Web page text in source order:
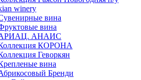
winery
вина
вина
АНАИС
КОРОНА
Геворкян
вина
Бренди